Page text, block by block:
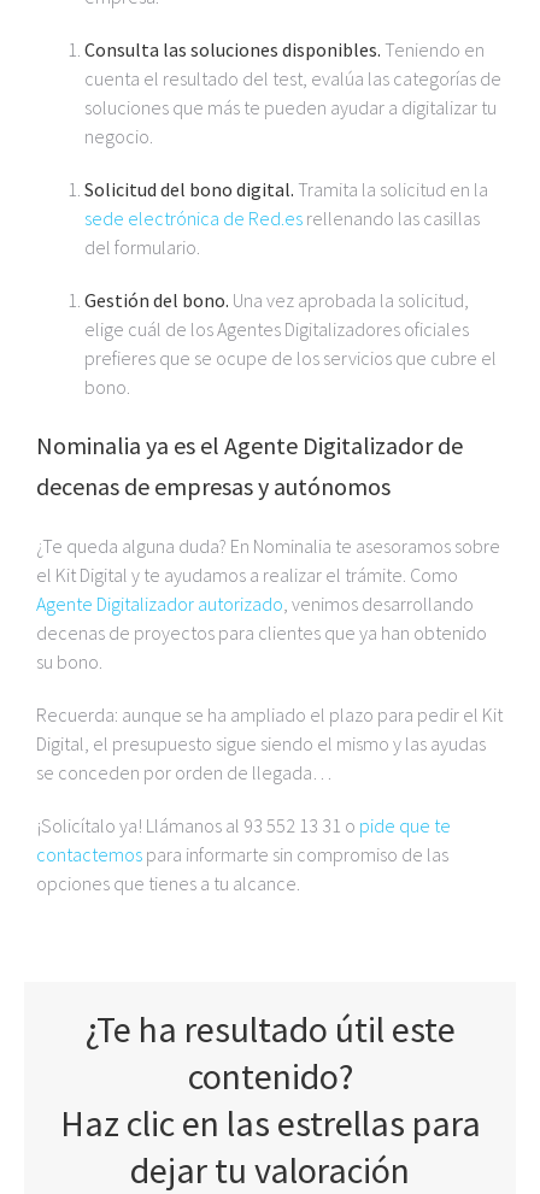
Consulta las soluciones disponibles. Teniendo en
cuenta el resultado del test, evalúa las categorías de
soluciones que más te pueden ayudar a digitalizar tu
negocio.
Solicitud del bono digital. Tramita la solicitud en la
sede electrónica de Red.es rellenando las casillas
del formulario.
Gestión del bono. Una vez aprobada la solicitud,
elige cuál de los Agentes Digitalizadores oficiales
prefieres que se ocupe de los servicios que cubre el
bono.
Nominalia ya es el Agente Digitalizador de
decenas de empresas y autónomos
¿Te queda alguna duda? En Nominalia te asesoramos sobre
el Kit Digital y te ayudamos a realizar el trámite. Como
Agente Digitalizador autorizado , venimos desarrollando
decenas de proyectos para clientes que ya han obtenido
su bono.
Recuerda: aunque se ha ampliado el plazo para pedir el Kit
Digital, el presupuesto sigue siendo el mismo y las ayudas
se conceden por orden de llegada…
¡Solicítalo ya! Llámanos al 93 552 13 31 o pide que te
contactemos para informarte sin compromiso de las
opciones que tienes a tu alcance.
¿Te ha resultado útil este
contenido?
Haz clic en las estrellas para
dejar tu valoración